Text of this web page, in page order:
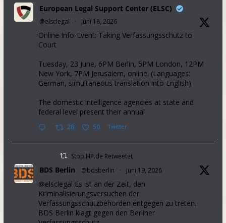
European Legal Support Center (ELSC)
@elsclegal · Juni 18, 2026
Online Info-Event: Taking Verfassungsschutz to
Court
Tuesday, 23 June, 6PM Berlin, 5PM London, 12PM
New York, 7PM Jerusalem, online. (Languages:
German, simultaneous translation into English)
The domestic intelligence agencies at state and
federal level present their annual
28 50 Twitter
Stop HP.de Retweetet
BDS Berlin @bdsberlin · Juni 19, 2026
@elsclegal Es ist an der Zeit, den
Kriminalisierungsversuchen der
Verfassungsschutzbehörden entgegen zu treten.
BDS Berlin klagt gegen den Berliner